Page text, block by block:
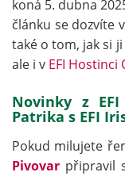
koná 5. dubna
článku se dozvíte
také o tom, jak si
ale i v EFI Hostinci
Novinky z
Patrika s EFI
Pokud milujete
Pivovar připravil